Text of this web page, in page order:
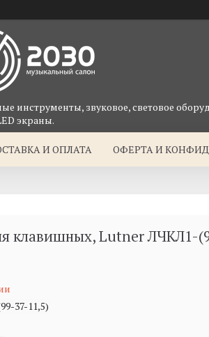
инструменты, звуковое, световое
экраны.
И ОПЛАТА ОФЕРТА И
клавишных, Lutner ЛЧКЛ1-
37-11,5)